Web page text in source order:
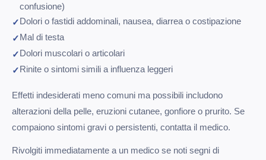
confusione)
Dolori o fastidi addominali, nausea, diarrea o costipazione
Mal di testa
Dolori muscolari o articolari
Rinite o sintomi simili a influenza leggeri
Effetti indesiderati meno comuni ma possibili includono
alterazioni della pelle, eruzioni cutanee, gonfiore o prurito. Se
compaiono sintomi gravi o persistenti, contatta il medico.
Rivolgiti immediatamente a un medico se noti segni di